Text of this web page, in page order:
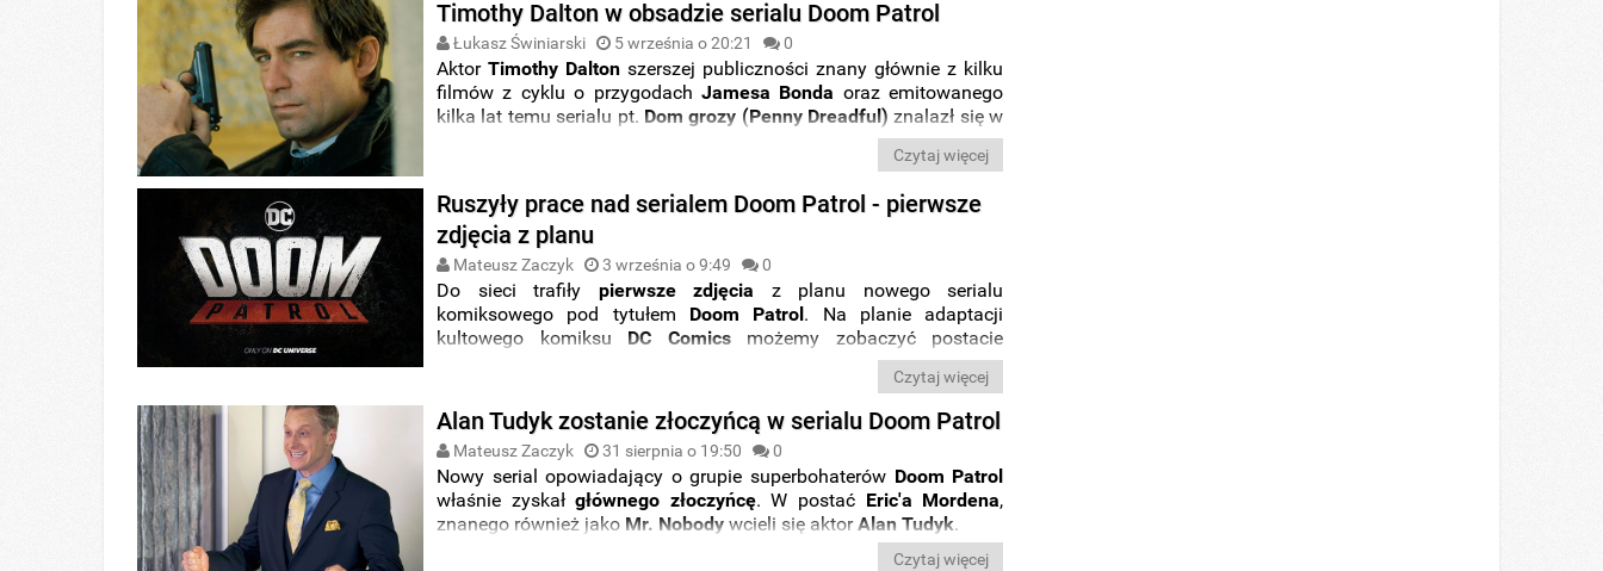
Timothy Dalton w obsadzie serialu Doom Patrol
Łukasz Świniarski 5 września o 20:21 0
AktorTimothy Dalton szerszej publiczności znany głównie z kilku
filmów z cyklu o przygodach Jamesa Bonda oraz emitowanego
kilka lat temu serialu pt. Dom grozy (Penny Dreadful) znalazł się w
. Wcieli się tam w postać doktora
Czytaj więcej
Ruszyły prace nad serialem Doom Patrol - pierwsze
zdjęcia z planu
Mateusz Zaczyk 3 września o 9:49 0
Do sieci trafiły pierwsze zdjęcia z planu nowego serialu
komiksowego pod tytułem Doom Patrol . Na planie adaptacji
kultowego komiksu DC Comicsmożemy zobaczyć postacie
Mister Negative.
Czytaj więcej
Alan Tudyk zostanie złoczyńcą w serialu Doom Patrol
Mateusz Zaczyk 31 sierpnia o 19:50 0
Nowy serial opowiadający o grupie superbohaterów Doom Patrol
właśnie zyskałgłównego złoczyńcę. W postać Eric'a Mordena,
znanego również jako Mr. Nobody wcieli się aktorAlan Tudyk.
Czytaj więcej